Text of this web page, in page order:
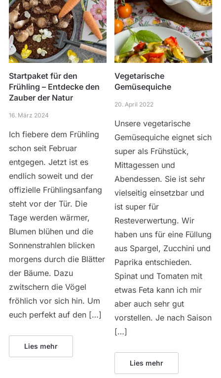
Startpaket für den
Frühling – Entdecke den
Zauber der Natur
16. März 2024
Ich fiebere dem Frühling
schon seit Februar
entgegen. Jetzt ist es
endlich soweit und der
offizielle Frühlingsanfang
steht vor der Tür. Die
Tage werden wärmer,
Blumen blühen und die
Sonnenstrahlen blicken
morgens durch die Blätter
der Bäume. Dazu
zwitschern die Vögel
fröhlich vor sich hin. Um
euch perfekt auf den […]
Lies mehr
Vegetarische
Gemüsequiche
20. April 2022
Unsere vegetarische
Gemüsequiche eignet sich
super als Frühstück,
Mittagessen und
Abendessen. Sie ist sehr
vielseitig einsetzbar und
ist super für
Resteverwertung. Wir
haben uns für eine Füllung
aus Spargel, Zucchini und
Paprika entschieden.
Spinat und Tomaten mit
etwas Feta kann ich mir
aber auch sehr gut
vorstellen. Je nach Saison
[…]
Lies mehr